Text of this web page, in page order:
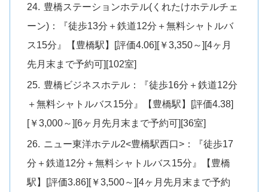
豊橋ステーションホテル(くれたけホテルチェ
ーン)：『徒歩13分＋鉄道12分＋無料シャトルバ
ス15分』【豊橋駅】[評価4.06][￥3,350～][4ヶ月
先月末まで予約可][102室]
豊橋ビジネスホテル：『徒歩16分＋鉄道12分
＋無料シャトルバス15分』【豊橋駅】[評価4.38]
[￥3,000～][6ヶ月先月末まで予約可][36室]
ニュー東洋ホテル2<豊橋駅西口>：『徒歩17
分＋鉄道12分＋無料シャトルバス15分』【豊橋
駅】[評価3.86][￥3,500～][4ヶ月先月末まで予約